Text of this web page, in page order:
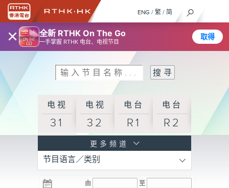
× 全新 RTHK On The Go
一手掌握 RTHK 电台、电视节目
取得
ENG / 繁 / 简
电视
31
电视
32
电台
R1
电台
R2
R3
电台 电台 电台
更多频道
节目语言／类别
由 至